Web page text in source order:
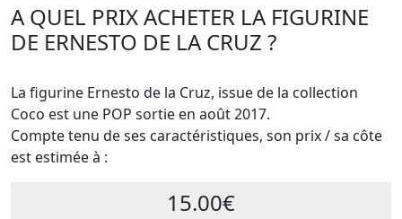
A QUEL PRIX ACHETER LA FIGURINE
DE ERNESTO DE LA CRUZ ?
La figurine Ernesto de la Cruz, issue de la collection
Coco est une POP sortie en août 2017.
Compte tenu de ses caractéristiques, son prix / sa côte
est estimée à :
15.00€